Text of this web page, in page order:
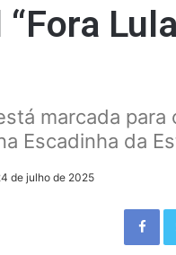
marcada
Escadinha da
de julho de 2025